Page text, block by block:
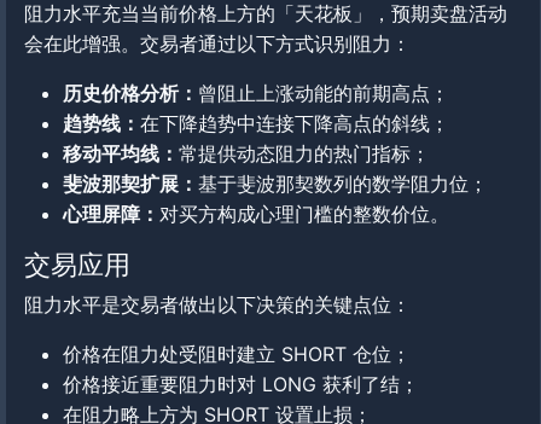
阻力水平充当当前价格上方的「天花板」，预期卖盘活动
会在此增强。交易者通过以下方式识别阻力：
历史价格分析： 曾阻止上涨动能的前期高点；
趋势线： 在下降趋势中连接下降高点的斜线；
移动平均线： 常提供动态阻力的热门指标；
斐波那契扩展： 基于斐波那契数列的数学阻力位；
心理屏障： 对买方构成心理门槛的整数价位。
交易应用
阻力水平是交易者做出以下决策的关键点位：
价格在阻力处受阻时建立 SHORT 仓位；
价格接近重要阻力时对 LONG 获利了结；
在阻力略上方为 SHORT 设置止损；